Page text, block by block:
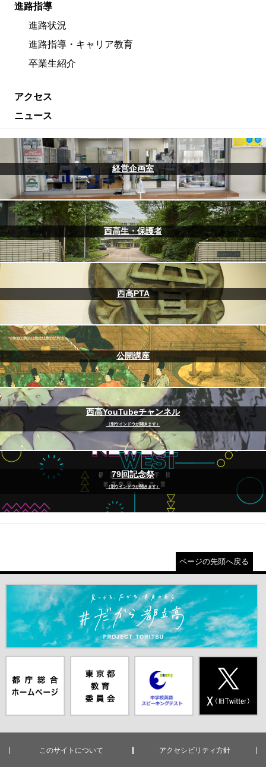
進路指導
進路状況
進路指導・キャリア教育
卒業生紹介
アクセス
ニュース
経営企画室
西高生・保護者
西高PTA
公開講座
西高YouTubeチャンネル
（別ウインドウが開きます）
79回記念祭
（別ウインドウが開きます）
ページの先頭へ戻る
＃だから都立高（別ウインドウが開きます）
ムページ（別
ウインドウが
員会（別ウイ
ンドウが開き
ピーキングテ
スト（別ウイ
ンドウが開き
（別ウインド
ウが開きま
す）
このサイトについて アクセシビリティ方針